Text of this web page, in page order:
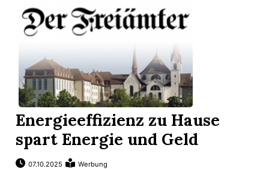
Energieeffizienz zu Hause
spart Energie und Geld
07.10.2025 Werbung